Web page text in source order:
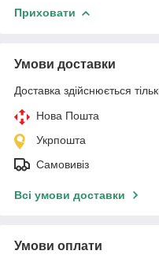
Приховати
Умови доставки
Доставка здійснюється
Нова Пошта
Укрпошта
Самовивіз
Всі умови доставки
Умови оплати